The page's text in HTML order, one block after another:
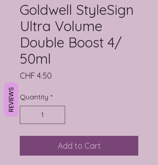
Goldwell StyleSign
Ultra Volume
Double Boost 4/
50ml
CHF 4.50
Quantity *
Add to Cart
REVIEWS